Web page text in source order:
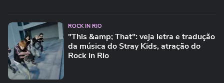
ROCK IN RIO
"This &amp; That": veja letra e tradução
da música do Stray Kids, atração do
Rock in Rio